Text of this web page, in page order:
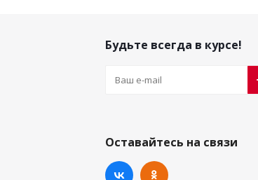
Будьте всегда в курсе!
Оставайтесь на связи